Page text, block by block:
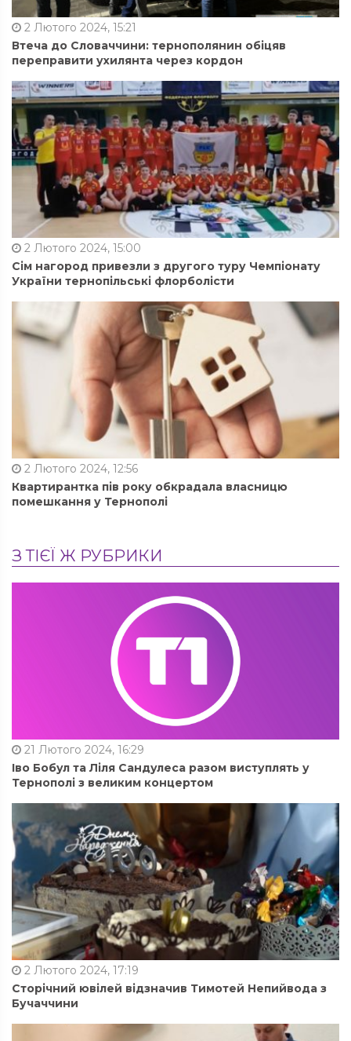
2 Лютого 2024, 15:21
Втеча до Словаччини: тернополянин обіцяв
переправити ухилянта через кордон
2 Лютого 2024, 15:00
Сім нагород привезли з другого туру Чемпіонату
України тернопільські флорболісти
2 Лютого 2024, 12:56
Квартирантка пів року обкрадала власницю
помешкання у Тернополі
З ТІЄЇ Ж РУБРИКИ
21 Лютого 2024, 16:29
Іво Бобул та Ліля Сандулеса разом виступлять у
Тернополі з великим концертом
2 Лютого 2024, 17:19
Сторічний ювілей відзначив Тимотей Непийвода з
Бучаччини